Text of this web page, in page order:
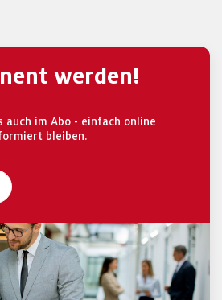
werden!
auch im Abo - einfach online
bleiben.